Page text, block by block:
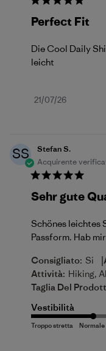
Perfect Fit
Die Cool Daily
leicht
Data
21/07/26
SS
Stefan S.
Acquirente
Sehr gute
Schönes leichtes
Passform. Hab
Consigliato: Si |
Attività: Hiking,
Taglia Del
Vestibilità